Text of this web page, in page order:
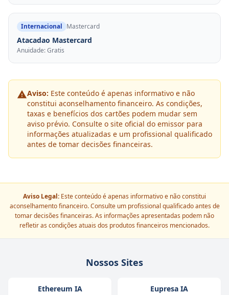
Internacional Mastercard
Atacadao Mastercard
Anuidade: Gratis
Aviso: Este conteúdo é apenas informativo e não
constitui aconselhamento financeiro. As condições,
taxas e benefícios dos cartões podem mudar sem
aviso prévio. Consulte o site oficial do emissor para
informações atualizadas e um profissional qualificado
antes de tomar decisões financeiras.
Aviso Legal: Este conteúdo é apenas informativo e não constitui
aconselhamento financeiro. Consulte um profissional qualificado antes de
tomar decisões financeiras. As informações apresentadas podem não
refletir as condições atuais dos produtos financeiros mencionados.
Nossos Sites
Ethereum IA Eupresa IA